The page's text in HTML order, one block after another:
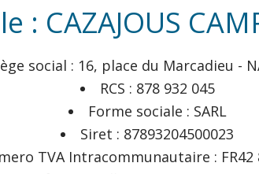
: CAZAJOUS
social : 16, place du Marcadieu -
RCS : 878 932 045
Forme sociale : SARL
Siret : 87893204500023
TVA Intracommunautaire : FR42